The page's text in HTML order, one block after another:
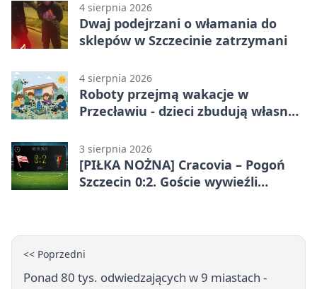
4 sierpnia 2026
Dwaj podejrzani o włamania do
sklepów w Szczecinie zatrzymani
4 sierpnia 2026
Roboty przejmą wakacje w
Przecławiu - dzieci zbudują własne
3 sierpnia 2026
[PIŁKA NOŻNA] Cracovia – Pogoń
Szczecin 0:2. Goście wywieźli
<< Poprzedni
Ponad 80 tys. odwiedzających w 9 miastach -